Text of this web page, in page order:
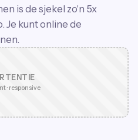
is de sjekel zo'n 5x
Je kunt online de
· responsive